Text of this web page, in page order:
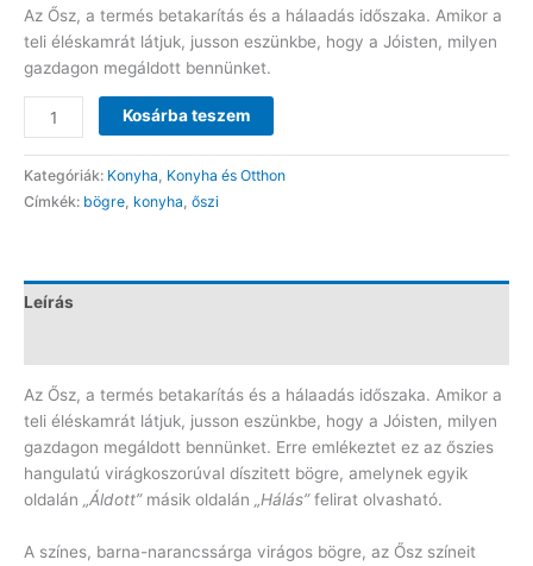
Az Ősz, a termés betakarítás és a hálaadás időszaka. Amikor a
teli éléskamrát látjuk, jusson eszünkbe, hogy a Jóisten, milyen
gazdagon megáldott bennünket.
"Áldott,
hálás"
bögre
CH354
mennyiség
Kosárba teszem
Kategóriák: Konyha, Konyha és Otthon
Címkék: bögre, konyha, őszi
Leírás
Az Ősz, a termés betakarítás és a hálaadás időszaka. Amikor a
teli éléskamrát látjuk, jusson eszünkbe, hogy a Jóisten, milyen
gazdagon megáldott bennünket. Erre emlékeztet ez az őszies
hangulatú virágkoszorúval díszitett bögre, amelynek egyik
oldalán „Áldott”másik oldalán „Hálás”felirat olvasható.
A színes, barna-narancssárga virágos bögre, az Ősz színeit